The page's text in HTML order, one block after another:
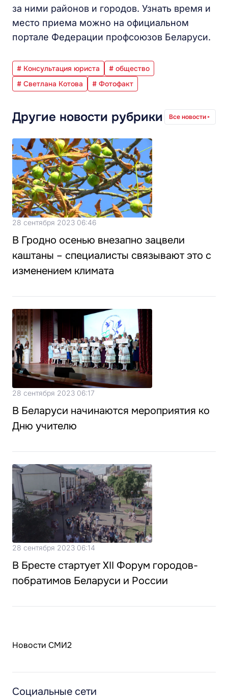
за ними районов и городов. Узнать время и
место приема можно на официальном
портале Федерации профсоюзов Беларуси.
# Консультация юриста
# общество
# Светлана Котова
# Фотофакт
Другие новости рубрики Все новости
28 сентября 2023 06:46
В Гродно осенью внезапно зацвели
каштаны – специалисты связывают это с
изменением климата
28 сентября 2023 06:17
В Беларуси начинаются мероприятия ко
Дню учителю
28 сентября 2023 06:14
В Бресте стартует XII Форум городов-
побратимов Беларуси и России
Новости СМИ2
Социальные сети